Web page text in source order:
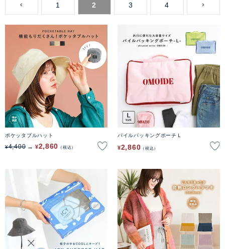
1 2 3 4
ポケッタブルハット
¥4,400 ¥2,860 税込
パイルパッキングポーチＬ
¥2,860 税込